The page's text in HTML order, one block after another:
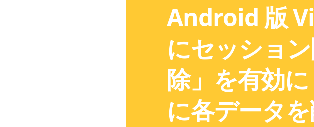
Android 版
にセッショ
除」を有効
に各データ